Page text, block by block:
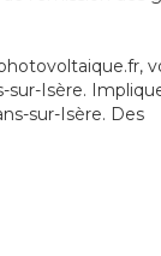
sur-Isère.
sur-Isère. Des